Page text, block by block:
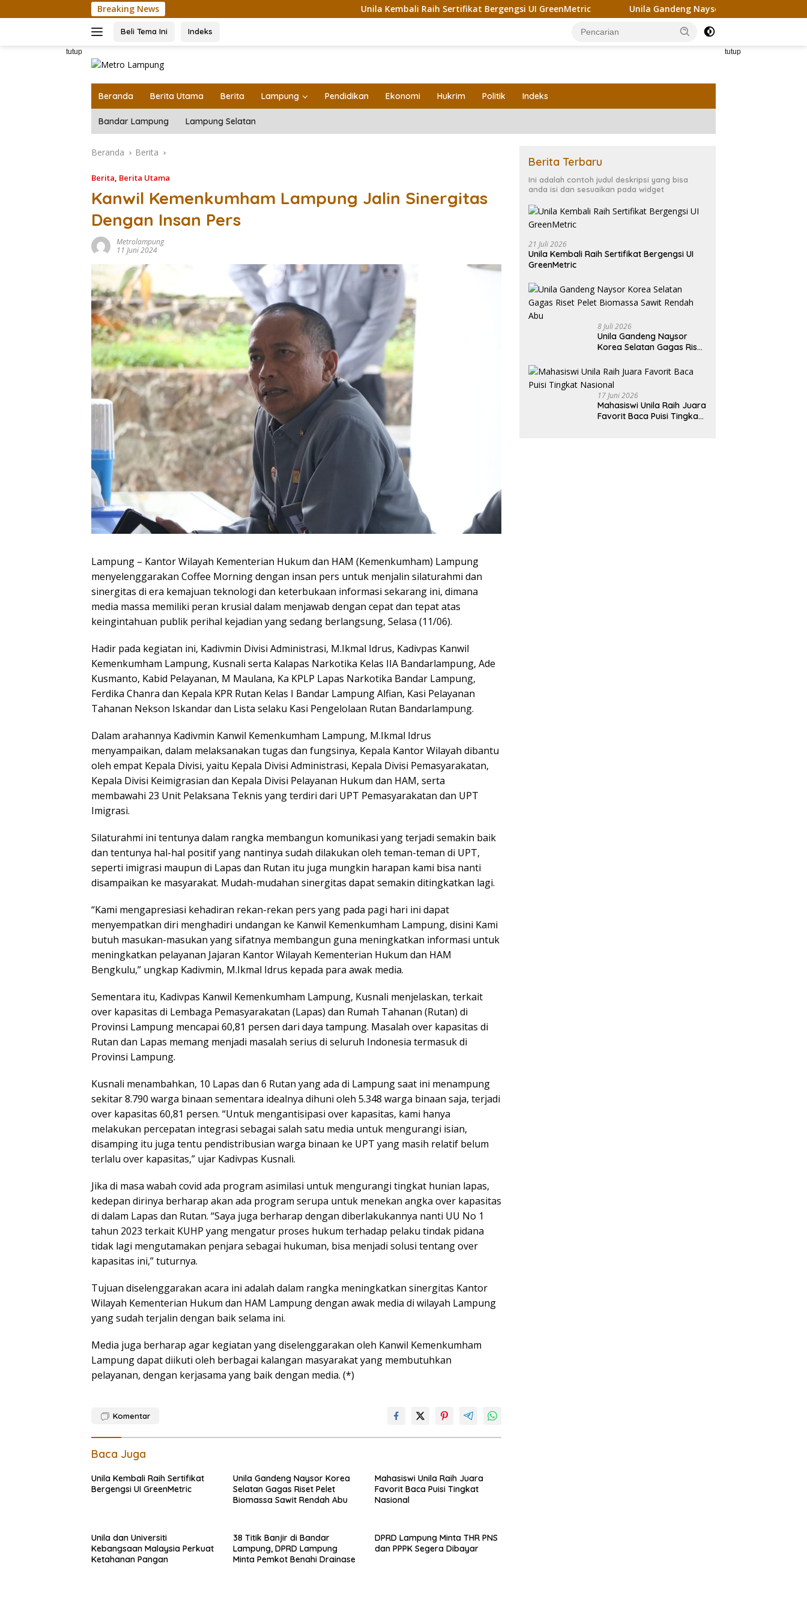
ke
Breaking News Unila Kembali Raih Sertifikat Bergengsi UI GreenMetric Unila Gandeng Naysor Korea Selatan Gagas Riset
Beli Tema Ini Indeks
tutup tutup
Beranda Berita Utama Berita Lampung Pendidikan Ekonomi Hukrim Politik Indeks
Bandar Lampung Lampung Selatan
Beranda Berita
Berita, Berita Utama
Kanwil Kemenkumham Lampung Jalin Sinergitas
Dengan Insan Pers
Metrolampung
11 Juni 2024
Lampung – Kantor Wilayah Kementerian Hukum dan HAM (Kemenkumham) Lampung
menyelenggarakan Coffee Morning dengan insan pers untuk menjalin silaturahmi dan
sinergitas di era kemajuan teknologi dan keterbukaan informasi sekarang ini, dimana
media massa memiliki peran krusial dalam menjawab dengan cepat dan tepat atas
keingintahuan publik perihal kejadian yang sedang berlangsung, Selasa (11/06).
Hadir pada kegiatan ini, Kadivmin Divisi Administrasi, M.Ikmal Idrus, Kadivpas Kanwil
Kemenkumham Lampung, Kusnali serta Kalapas Narkotika Kelas IIA Bandarlampung, Ade
Kusmanto, Kabid Pelayanan, M Maulana, Ka KPLP Lapas Narkotika Bandar Lampung,
Ferdika Chanra dan Kepala KPR Rutan Kelas I Bandar Lampung Alfian, Kasi Pelayanan
Tahanan Nekson Iskandar dan Lista selaku Kasi Pengelolaan Rutan Bandarlampung.
Dalam arahannya Kadivmin Kanwil Kemenkumham Lampung, M.Ikmal Idrus
menyampaikan, dalam melaksanakan tugas dan fungsinya, Kepala Kantor Wilayah dibantu
oleh empat Kepala Divisi, yaitu Kepala Divisi Administrasi, Kepala Divisi Pemasyarakatan,
Kepala Divisi Keimigrasian dan Kepala Divisi Pelayanan Hukum dan HAM, serta
membawahi 23 Unit Pelaksana Teknis yang terdiri dari UPT Pemasyarakatan dan UPT
Imigrasi.
Silaturahmi ini tentunya dalam rangka membangun komunikasi yang terjadi semakin baik
dan tentunya hal-hal positif yang nantinya sudah dilakukan oleh teman-teman di UPT,
seperti imigrasi maupun di Lapas dan Rutan itu juga mungkin harapan kami bisa nanti
disampaikan ke masyarakat. Mudah-mudahan sinergitas dapat semakin ditingkatkan lagi.
“Kami mengapresiasi kehadiran rekan-rekan pers yang pada pagi hari ini dapat
menyempatkan diri menghadiri undangan ke Kanwil Kemenkumham Lampung, disini Kami
butuh masukan-masukan yang sifatnya membangun guna meningkatkan informasi untuk
meningkatkan pelayanan Jajaran Kantor Wilayah Kementerian Hukum dan HAM
Bengkulu,” ungkap Kadivmin, M.Ikmal Idrus kepada para awak media.
Sementara itu, Kadivpas Kanwil Kemenkumham Lampung, Kusnali menjelaskan, terkait
over kapasitas di Lembaga Pemasyarakatan (Lapas) dan Rumah Tahanan (Rutan) di
Provinsi Lampung mencapai 60,81 persen dari daya tampung. Masalah over kapasitas di
Rutan dan Lapas memang menjadi masalah serius di seluruh Indonesia termasuk di
Provinsi Lampung.
Kusnali menambahkan, 10 Lapas dan 6 Rutan yang ada di Lampung saat ini menampung
sekitar 8.790 warga binaan sementara idealnya dihuni oleh 5.348 warga binaan saja, terjadi
over kapasitas 60,81 persen. “Untuk mengantisipasi over kapasitas, kami hanya
melakukan percepatan integrasi sebagai salah satu media untuk mengurangi isian,
disamping itu juga tentu pendistribusian warga binaan ke UPT yang masih relatif belum
terlalu over kapasitas,” ujar Kadivpas Kusnali.
Jika di masa wabah covid ada program asimilasi untuk mengurangi tingkat hunian lapas,
kedepan dirinya berharap akan ada program serupa untuk menekan angka over kapasitas
di dalam Lapas dan Rutan. “Saya juga berharap dengan diberlakukannya nanti UU No 1
tahun 2023 terkait KUHP yang mengatur proses hukum terhadap pelaku tindak pidana
tidak lagi mengutamakan penjara sebagai hukuman, bisa menjadi solusi tentang over
kapasitas ini,” tuturnya.
Tujuan diselenggarakan acara ini adalah dalam rangka meningkatkan sinergitas Kantor
Wilayah Kementerian Hukum dan HAM Lampung dengan awak media di wilayah Lampung
yang sudah terjalin dengan baik selama ini.
Media juga berharap agar kegiatan yang diselenggarakan oleh Kanwil Kemenkumham
Lampung dapat diikuti oleh berbagai kalangan masyarakat yang membutuhkan
pelayanan, dengan kerjasama yang baik dengan media. (*)
Komentar
Baca Juga
Unila Kembali Raih Sertifikat
Bergengsi UI GreenMetric
Unila Gandeng Naysor Korea
Selatan Gagas Riset Pelet
Biomassa Sawit Rendah Abu
Mahasiswi Unila Raih Juara
Favorit Baca Puisi Tingkat
Nasional
Unila dan Universiti
Kebangsaan Malaysia Perkuat
Ketahanan Pangan
38 Titik Banjir di Bandar
Lampung, DPRD Lampung
Minta Pemkot Benahi Drainase
DPRD Lampung Minta THR PNS
dan PPPK Segera Dibayar
Berita Terbaru
Ini adalah contoh judul deskripsi yang bisa
anda isi dan sesuaikan pada widget
21 Juli 2026
Unila Kembali Raih Sertifikat Bergengsi UI
GreenMetric
8 Juli 2026
Unila Gandeng Naysor
Korea Selatan Gagas Riset
Rendah Abu
17 Juni 2026
Mahasiswi Unila Raih Juara
Favorit Baca Puisi Tingkat